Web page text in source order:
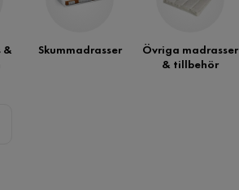
&
Skummadrasser
Övriga madrasser
& tillbehör